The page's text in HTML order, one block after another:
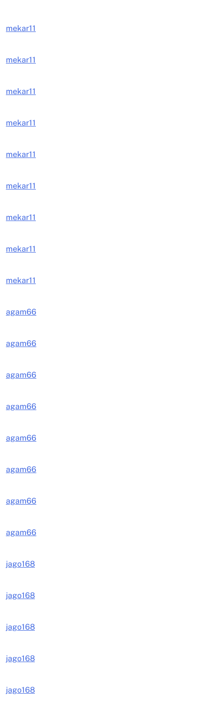
mekar11
mekar11
mekar11
mekar11
mekar11
mekar11
mekar11
mekar11
mekar11
agam66
agam66
agam66
agam66
agam66
agam66
agam66
agam66
jago168
jago168
jago168
jago168
jago168